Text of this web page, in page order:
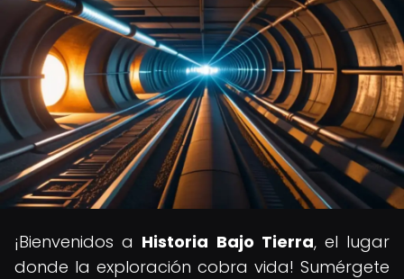
¡Bienvenidos a Historia Bajo Tierra, el lugar
donde la exploración cobra vida! Sumérgete